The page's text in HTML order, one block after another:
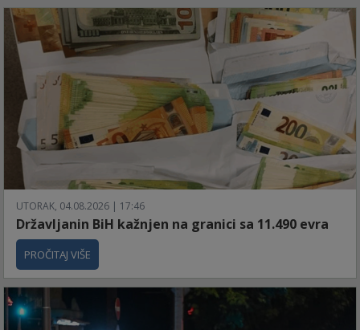
UTORAK, 04.08.2026 | 17:46
Državljanin BiH kažnjen na granici sa 11.490 evra
PROČITAJ VIŠE